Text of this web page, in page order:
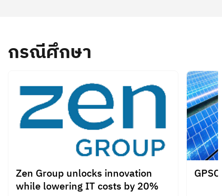
กรณีศึกษา
Zen Group unlocks innovation
while lowering IT costs by 20%